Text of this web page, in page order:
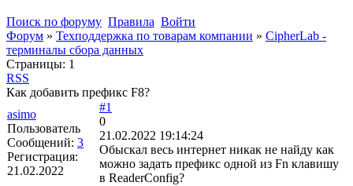
Поиск по форуму Правила Войти
Форум » Техподдержка по товарам компании » CipherLab -
терминалы сбора данных
Страницы: 1
RSS
Как добавить префикс F8?
asimo
Пользователь
Сообщений: 3
Регистрация:
21.02.2022
#1
0
21.02.2022 19:14:24
Обыскал весь интернет никак не найду как
можно задать префикс одной из Fn клавишу
в ReaderConfig?